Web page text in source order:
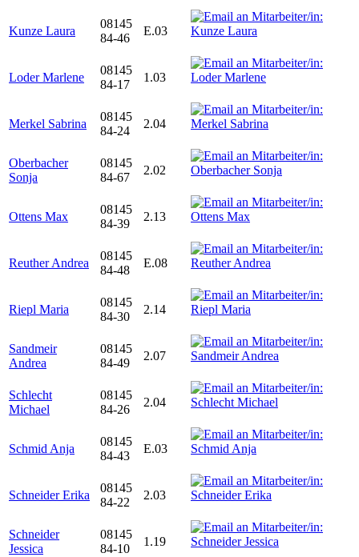
Kunze Laura
08145
84-46
E.03
Loder Marlene
08145
84-17
1.03
Merkel Sabrina
08145
84-24
2.04
Oberbacher
Sonja
08145
84-67
2.02
Ottens Max
08145
84-39
2.13
Reuther Andrea
08145
84-48
E.08
Riepl Maria
08145
84-30
2.14
Sandmeir
Andrea
08145
84-49
2.07
Schlecht
Michael
08145
84-26
2.04
Schmid Anja
08145
84-43
E.03
Schneider Erika
08145
84-22
2.03
Schneider
Jessica
08145
84-10
1.19